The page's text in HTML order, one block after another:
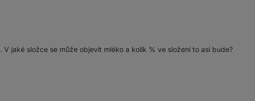
jaké složce se může objevit mléko a kolik % ve složení to asi bude?